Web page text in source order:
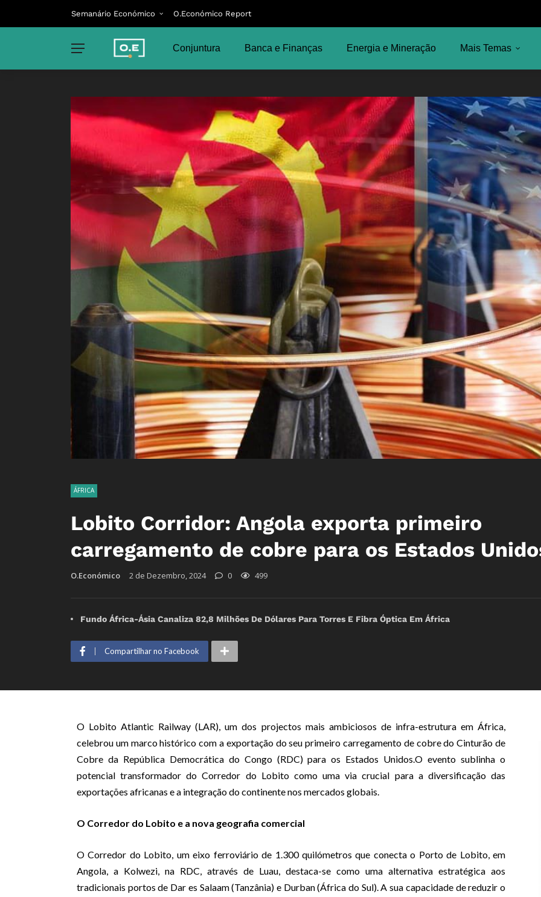
Semanário Económico O.Económico Report
Conjuntura Banca e Finanças Energia e Mineração Mais Temas
ÁFRICA
Lobito Corridor: Angola exporta primeiro
carregamento de cobre para os Estados
O.Económico 2 de Dezembro, 2024 0 499
Fundo África-Ásia Canaliza 82,8 Milhões De Dólares Para Torres E Fibra Óptica Em África
Compartilhar no Facebook
O Lobito Atlantic Railway (LAR), um dos projectos mais ambiciosos de infra-estrutura em África,
celebrou um marco histórico com a exportação do seu primeiro carregamento de cobre do Cinturão de
Cobre da República Democrática do Congo (RDC) para os Estados Unidos.O evento sublinha o
potencial transformador do Corredor do Lobito como uma via crucial para a diversificação das
exportações africanas e a integração do continente nos mercados globais.
O Corredor do Lobito e a nova geografia comercial
O Corredor do Lobito, um eixo ferroviário de 1.300 quilómetros que conecta o Porto de Lobito, em
Angola, a Kolwezi, na RDC, através de Luau, destaca-se como uma alternativa estratégica aos
tradicionais portos de Dar es Salaam (Tanzânia) e Durban (África do Sul). A sua capacidade de reduzir o